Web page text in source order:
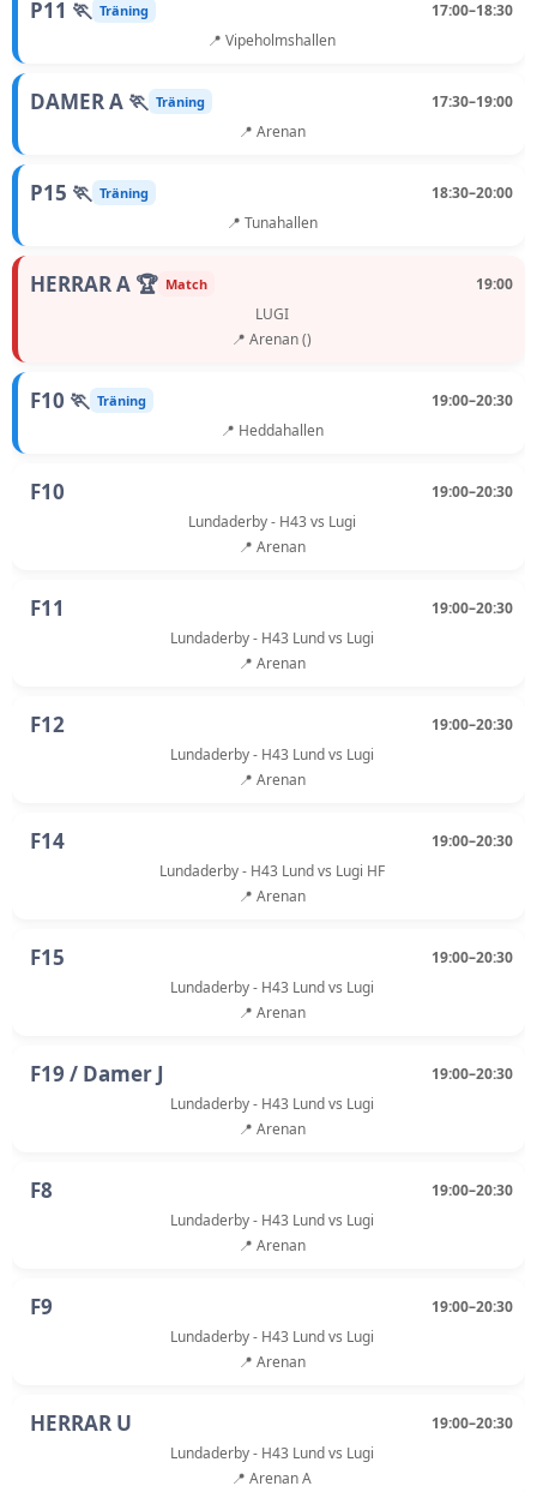
P11 🏃 Träning
17:00–18:30
📍 Vipeholmshallen
DAMER A 🏃 Träning
17:30–19:00
📍 Arenan
P15 🏃 Träning
18:30–20:00
📍 Tunahallen
HERRAR A 🏆 Match
19:00
LUGI
📍 Arenan ()
F10 🏃 Träning
19:00–20:30
📍 Heddahallen
F10
19:00–20:30
Lundaderby - H43 vs Lugi
📍 Arenan
F11
19:00–20:30
Lundaderby - H43 Lund vs Lugi
📍 Arenan
F12
19:00–20:30
Lundaderby - H43 Lund vs Lugi
📍 Arenan
F14
19:00–20:30
Lundaderby - H43 Lund vs Lugi HF
📍 Arenan
F15
19:00–20:30
Lundaderby - H43 Lund vs Lugi
📍 Arenan
F19 / Damer J
19:00–20:30
Lundaderby - H43 Lund vs Lugi
📍 Arenan
F8
19:00–20:30
Lundaderby - H43 Lund vs Lugi
📍 Arenan
F9
19:00–20:30
Lundaderby - H43 Lund vs Lugi
📍 Arenan
HERRAR U
19:00–20:30
Lundaderby - H43 Lund vs Lugi
📍 Arenan A